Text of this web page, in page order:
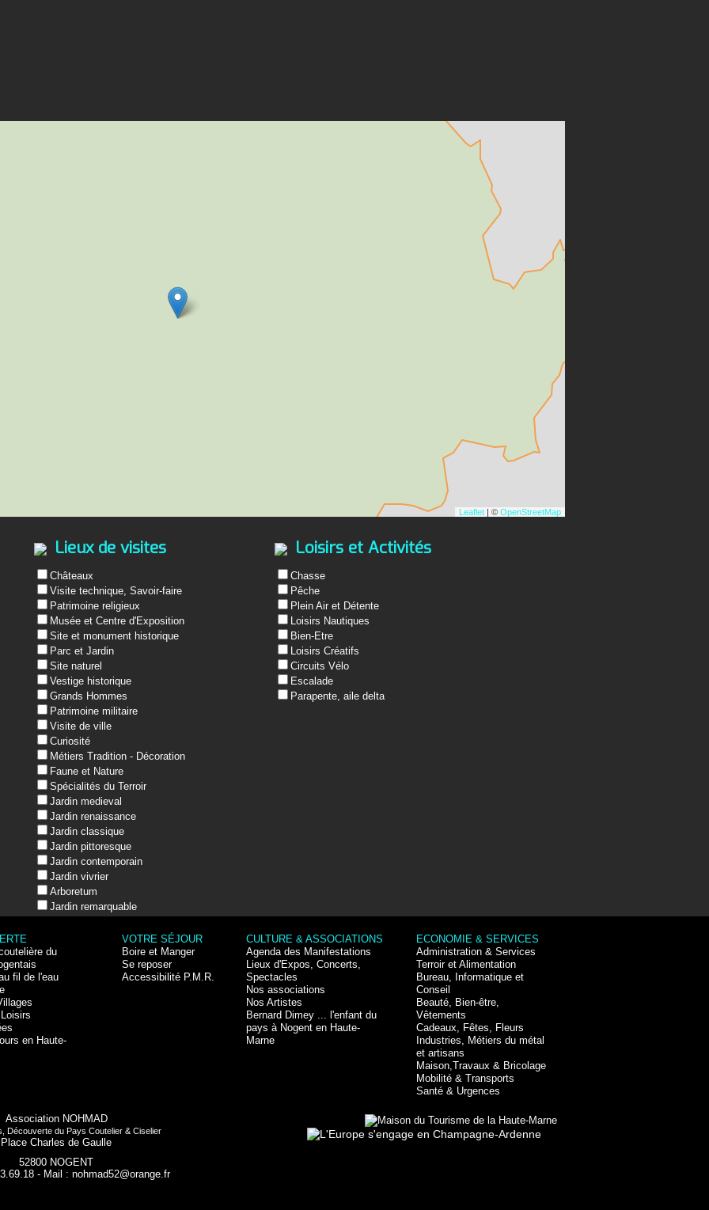
Leaflet | © OpenStreetMap
Lieux de visites
Châteaux
Visite technique, Savoir-faire
Patrimoine religieux
Musée et Centre d'Exposition
Site et monument historique
Parc et Jardin
Site naturel
Vestige historique
Grands Hommes
Patrimoine militaire
Visite de ville
Curiosité
Métiers Tradition - Décoration
Faune et Nature
Spécialités du Terroir
Jardin medieval
Jardin renaissance
Jardin classique
Jardin pittoresque
Jardin contemporain
Jardin vivrier
Arboretum
Jardin remarquable
Loisirs et Activités
Chasse
Pêche
Plein Air et Détente
Loisirs Nautiques
Bien-Etre
Loisirs Créatifs
Circuits Vélo
Escalade
Parapente, aile delta
du
fil de l'eau
en Haute-
VOTRE SÉJOUR
Boire et Manger
Se reposer
Accessibilité P.M.R.
CULTURE & ASSOCIATIONS
Agenda des Manifestations
Lieux d'Expos, Concerts,
Spectacles
Nos associations
Nos Artistes
Bernard Dimey ... l'enfant du
pays à Nogent en Haute-
Marne
ECONOMIE & SERVICES
Administration & Services
Terroir et Alimentation
Bureau, Informatique et
Conseil
Beauté, Bien-être,
Vêtements
Cadeaux, Fêtes, Fleurs
Industries, Métiers du métal
et artisans
Maison,Travaux & Bricolage
Mobilité & Transports
Santé & Urgences
Association NOHMAD
Découverte du Pays Coutelier & Ciselier
Place Charles de Gaulle
52800 NOGENT
- Mail : nohmad52@orange.fr